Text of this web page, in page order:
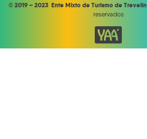
©2019 – 2023 Ente Mixto de Turismo de Trevelin
reservados